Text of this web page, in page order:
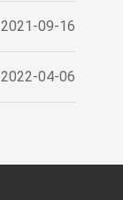
2021-09-16
2022-04-06